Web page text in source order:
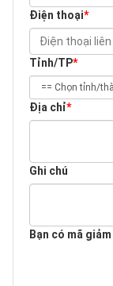
Điện thoại*
Tỉnh/TP*
Địa chỉ*
Ghi chú
Bạn có mã